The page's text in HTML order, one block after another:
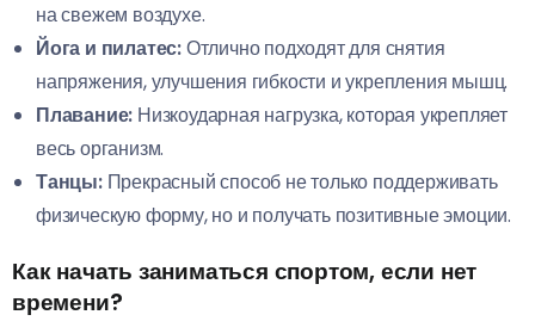
на свежем воздухе.
Йога и пилатес:Отлично подходят для снятия
напряжения, улучшения гибкости и укрепления мышц.
Плавание: Низкоударная нагрузка, которая укрепляет
весь организм.
Танцы:Прекрасный способ не только поддерживать
физическую форму, но и получать позитивные эмоции.
Как начать заниматься спортом, если нет
времени?